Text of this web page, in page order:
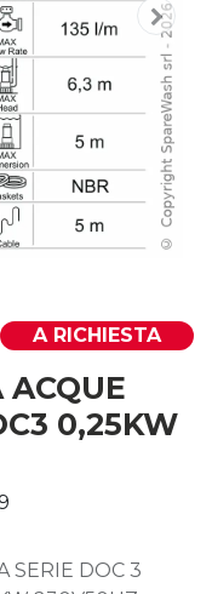
A RICHIESTA
ACQUE
0,25KW
SERIE DOC 3